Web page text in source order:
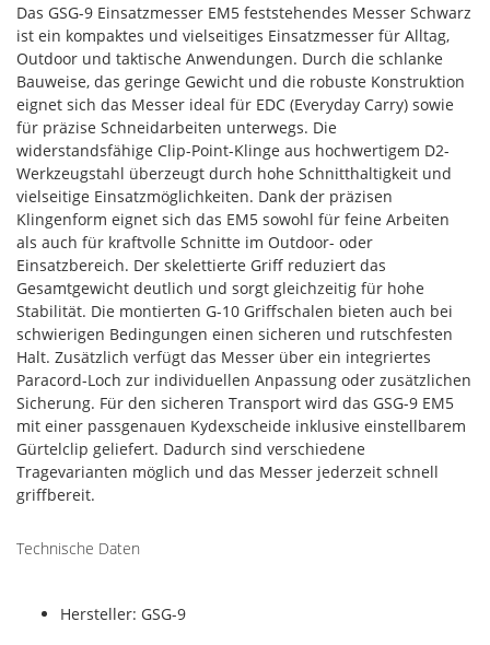
Das GSG-9 Einsatzmesser EM5 feststehendes Messer Schwarz
ist ein kompaktes und vielseitiges Einsatzmesser für Alltag,
Outdoor und taktische Anwendungen. Durch die schlanke
Bauweise, das geringe Gewicht und die robuste Konstruktion
eignet sich das Messer ideal für EDC (Everyday Carry) sowie
für präzise Schneidarbeiten unterwegs. Die
widerstandsfähige Clip-Point-Klinge aus hochwertigem D2-
Werkzeugstahl überzeugt durch hohe Schnitthaltigkeit und
vielseitige Einsatzmöglichkeiten. Dank der präzisen
Klingenform eignet sich das EM5 sowohl für feine Arbeiten
als auch für kraftvolle Schnitte im Outdoor- oder
Einsatzbereich. Der skelettierte Griff reduziert das
Gesamtgewicht deutlich und sorgt gleichzeitig für hohe
Stabilität. Die montierten G-10 Griffschalen bieten auch bei
schwierigen Bedingungen einen sicheren und rutschfesten
Halt. Zusätzlich verfügt das Messer über ein integriertes
Paracord-Loch zur individuellen Anpassung oder zusätzlichen
Sicherung. Für den sicheren Transport wird das GSG-9 EM5
mit einer passgenauen Kydexscheide inklusive einstellbarem
Gürtelclip geliefert. Dadurch sind verschiedene
Tragevarianten möglich und das Messer jederzeit schnell
griffbereit.
Technische Daten
Hersteller: GSG-9